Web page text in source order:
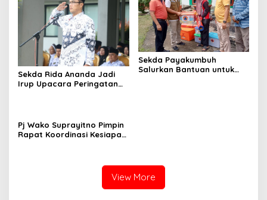
Sekda Rida Ananda Jadi
Irup Upacara Peringatan
Sekda Payakumbuh
Salurkan Bantuan untuk
Pj Wako Suprayitno Pimpin
Rapat Koordinasi Kesiapan
View More